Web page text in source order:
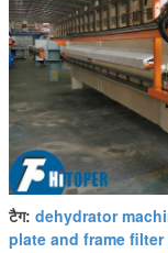
टैग: dehydrator
plate and frame filter